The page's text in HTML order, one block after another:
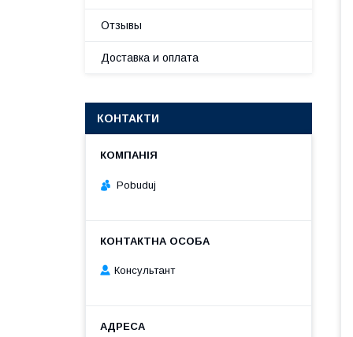
Отзывы
Доставка и оплата
КОНТАКТИ
Pobuduj
Консультант